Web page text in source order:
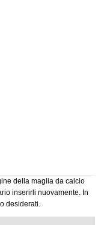
della maglia da calcio
inserirli nuovamente. In
desiderati.